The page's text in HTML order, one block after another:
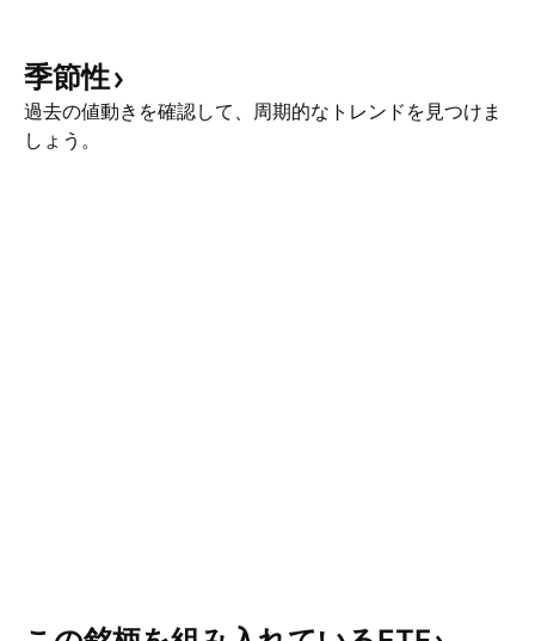
季節性
過去の値動きを確認して、周期的なトレンドを見つけま
しょう。